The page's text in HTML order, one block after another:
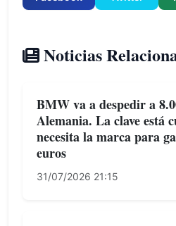
Noticias
BMW va a despedir a
Alemania. La clave está
necesita la marca para
euros
31/07/2026 21:15